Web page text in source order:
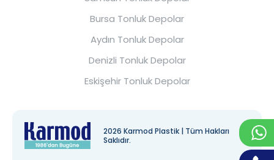
Bursa Tonluk Depolar
Aydın Tonluk Depolar
Denizli Tonluk Depolar
Eskişehir Tonluk Depolar
2026 Karmod Plastik | Tüm Hakları
Saklıdır.